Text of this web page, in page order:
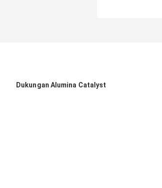
Dukungan Alumina Catalyst